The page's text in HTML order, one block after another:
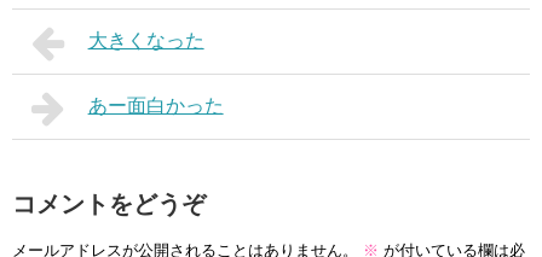
大きくなった
あー面白かった
コメントをどうぞ
メールアドレスが公開されることはありません。 ※ が付いている欄は必